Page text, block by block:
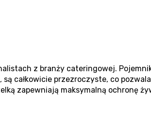
z branży cateringowej.
całkowicie przezroczyste, co
zapewniają maksymalną ochronę